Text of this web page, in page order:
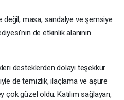
değil, masa, sandalye ve şemsiye
de etkinlik alanının
desteklerden dolayı teşekkür
de temizlik, ilaçlama ve aşure
çok güzel oldu. Katılım sağlayan,